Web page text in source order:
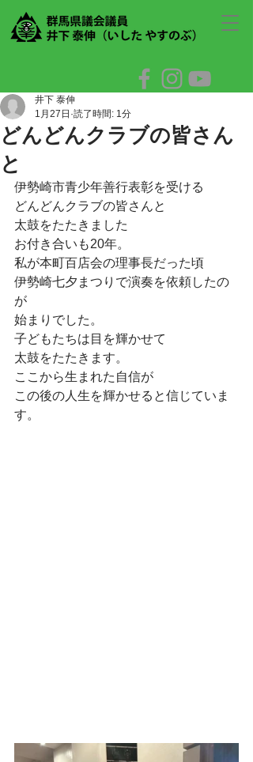
どんどんクラブの皆さん
と
井下 泰伸
1月27日 読了時間: 1分
伊勢崎市青少年善行表彰を受ける
どんどんクラブの皆さんと
太鼓をたたきました
お付き合いも20年。
私が本町百店会の理事長だった頃
伊勢崎七夕まつりで演奏を依頼したの
が
始まりでした。
子どもたちは目を輝かせて
太鼓をたたきます。
ここから生まれた自信が
この後の人生を輝かせると信じていま
す。